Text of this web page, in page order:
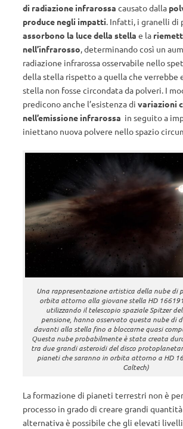
di radiazione infrarossa causato dalla
produce negli impatti. Infatti, i granelli di
assorbono la luce della stella e la
nell’infrarosso, determinando così un
radiazione infrarossa osservabile nello
della stella rispetto a quella che verrebbe
stella non fosse circondata da polveri. I
predicono anche l’esistenza di variazioni
nell’emissione infrarossa in seguito a
iniettano nuova polvere nello spazio
Una rappresentazione artistica della nube di
orbita attorno alla giovane stella HD
utilizzando il telescopio spaziale Spitzer
pensione, hanno osservato questa nube di
davanti alla stella fino a bloccarne quasi
Questa nube probabilmente è stata creata
tra due grandi asteroidi del disco
pianeti che saranno in orbita attorno a HD
Caltech)
La formazione di pianeti terrestri non è
processo in grado di creare grandi
alternativa è possibile che gli elevati